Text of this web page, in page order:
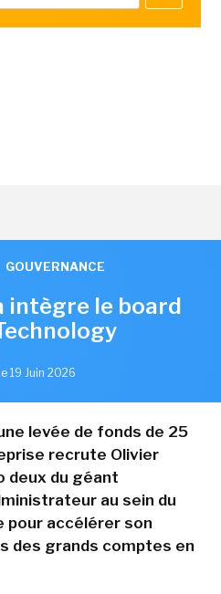
GOUVERNANCE
intègre le board
19 Juin 2026
levée de fonds de 25
recrute Olivier
deux du géant
au sein du
pour accélérer son
des grands comptes en